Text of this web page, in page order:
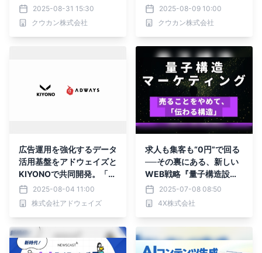
ソリューション提供者とし
ての未来。
2025-08-31 15:30
クウカン株式会社
サービスを7月より提供開
始！
2025-08-09 10:00
クウカン株式会社
広告運用を強化するデータ
活用基盤をアドウェイズと
KIYONOで共同開発。「C
DP活用コンサルティング
サービス」の提供を開始
2025-08-04 11:00
株式会社アドウェイズ
求人も集客も“0円”で回る
──その裏にある、新しい
WEB戦略『量子構造設
計』。2025-07-08 08:50
4X株式会社